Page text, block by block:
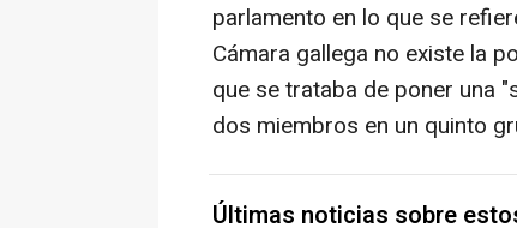
parlamento en lo que se
Cámara gallega no existe la
que se trataba de poner una
dos miembros en un quinto
Últimas noticias sobre